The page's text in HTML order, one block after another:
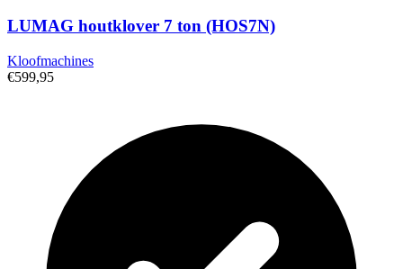
LUMAG houtklover 7 ton (HOS7N)
Kloofmachines
€599,95